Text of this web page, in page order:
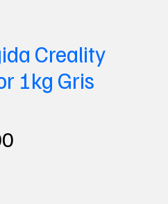
Creality
1kg Gris